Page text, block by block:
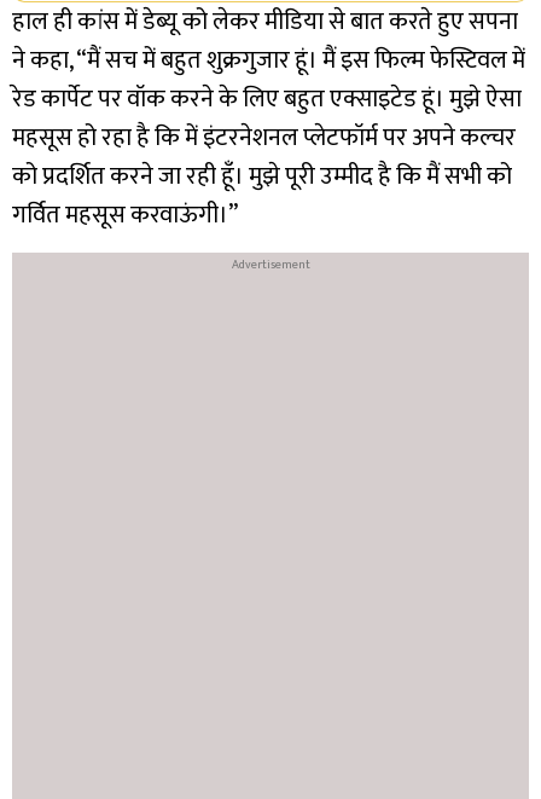
हाल ही कांस में डेब्यू को लेकर मीडिया से बात करते हुए सपना
ने कहा, “मैं सच में बहुत शुक्रगुजार हूं। मैं इस फिल्म फेस्टिवल में
रेड कार्पेट पर वॉक करने के लिए बहुत एक्साइटेड हूं। मुझे ऐसा
महसूस हो रहा है कि में इंटरनेशनल प्लेटफॉर्म पर अपने कल्चर
को प्रदर्शित करने जा रही हूँ। मुझे पूरी उम्मीद है कि मैं सभी को
गर्वित महसूस करवाऊंगी।”